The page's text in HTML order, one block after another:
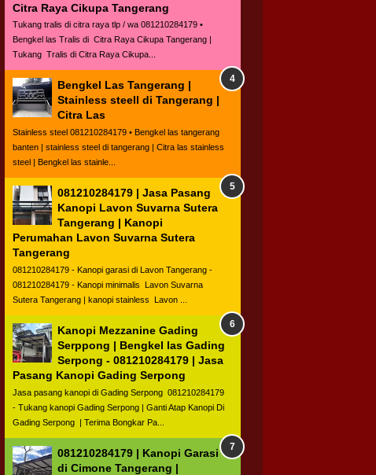
Citra Raya Cikupa Tangerang
Tukang tralis di citra raya tlp / wa 081210284179 •
Bengkel las Tralis di Citra Raya Cikupa Tangerang |
Tukang Tralis di Citra Raya Cikupa...
Bengkel Las Tangerang |
Stainless steell di Tangerang |
Citra Las
Stainless steel 081210284179 • Bengkel las tangerang
banten | stainless steel di tangerang | Citra las stainless
steel | Bengkel las stainle...
081210284179 | Jasa Pasang
Kanopi Lavon Suvarna Sutera
Tangerang | Kanopi
Perumahan Lavon Suvarna Sutera
Tangerang
081210284179 - Kanopi garasi di Lavon Tangerang -
081210284179 - Kanopi minimalis Lavon Suvarna
Sutera Tangerang | kanopi stainless Lavon ...
Kanopi Mezzanine Gading
Serppong | Bengkel las Gading
Serpong - 081210284179 | Jasa
Pasang Kanopi Gading Serpong
Jasa pasang kanopi di Gading Serpong 081210284179
- Tukang kanopi Gading Serpong | Ganti Atap Kanopi Di
Gading Serpong | Terima Bongkar Pa...
081210284179 | Kanopi Garasi
di Cimone Tangerang |